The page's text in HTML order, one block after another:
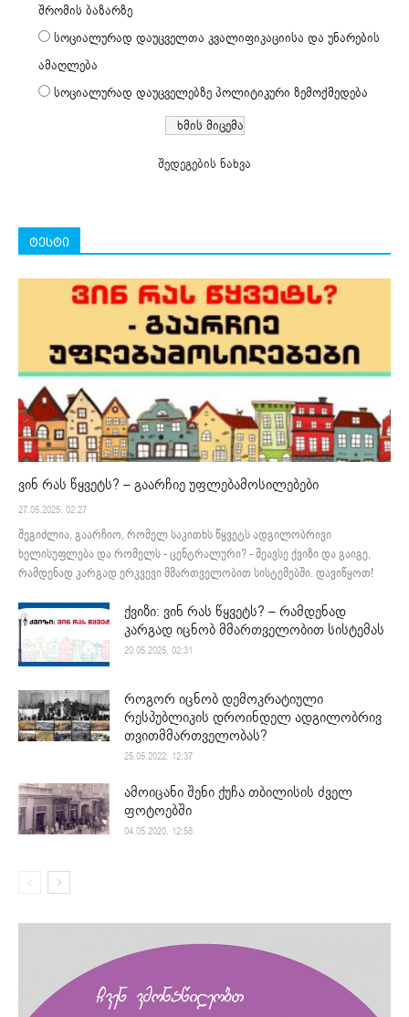
შრომის ბაზარზე
სოციალურად დაუცველთა კვალიფიკაციისა და უნარების
ამაღლება
სოციალურად დაუცველებზე პოლიტიკური ზემოქმედება
შედეგების ნახვა
ტესტი
ვინ რას წყვეტს? – გაარჩიე უფლებამოსილებები
27.05.2025. 02:27
შეგიძლია, გაარჩიო, რომელ საკითხს წყვეტს ადგილობრივი
ხელისუფლება და რომელს - ცენტრალური? - შეავსე ქვიზი და გაიგე,
რამდენად კარგად ერკვევი მმართველობით სისტემებში. დავიწყოთ!
ქვიზი: ვინ რას წყვეტს? – რამდენად
კარგად იცნობ მმართველობით სისტემას
20.05.2025. 02:31
როგორ იცნობ დემოკრატიული
რესპუბლიკის დროინდელ ადგილობრივ
თვითმმართველობას?
25.05.2022. 12:37
ამოიცანი შენი ქუჩა თბილისის ძველ
ფოტოებში
04.05.2020. 12:58